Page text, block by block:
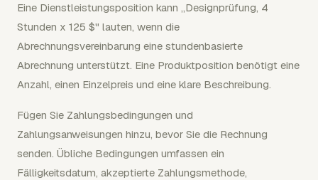
Eine Dienstleistungsposition kann „Designprüfung, 4
Stunden x 125 $" lauten, wenn die
Abrechnungsvereinbarung eine stundenbasierte
Abrechnung unterstützt. Eine Produktposition benötigt eine
Anzahl, einen Einzelpreis und eine klare Beschreibung.
Fügen Sie Zahlungsbedingungen und
Zahlungsanweisungen hinzu, bevor Sie die Rechnung
senden. Übliche Bedingungen umfassen ein
Fälligkeitsdatum, akzeptierte Zahlungsmethode,